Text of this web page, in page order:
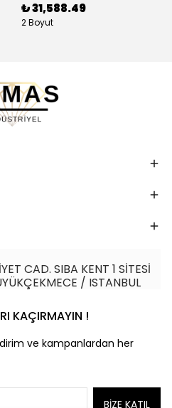
₺ 31,588.49
2 Boyut
CAD. SIBA KENT 1 SİTESİ
/ ISTANBUL
KAÇIRMAYIN !
ve kampanlardan her
BİZE KATIL